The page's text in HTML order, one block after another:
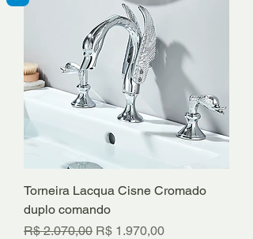
Torneira Lacqua Cisne Cromado
duplo comando
Preço normal
R$ 2.070,00 Preço promocional
R$ 1.970,00